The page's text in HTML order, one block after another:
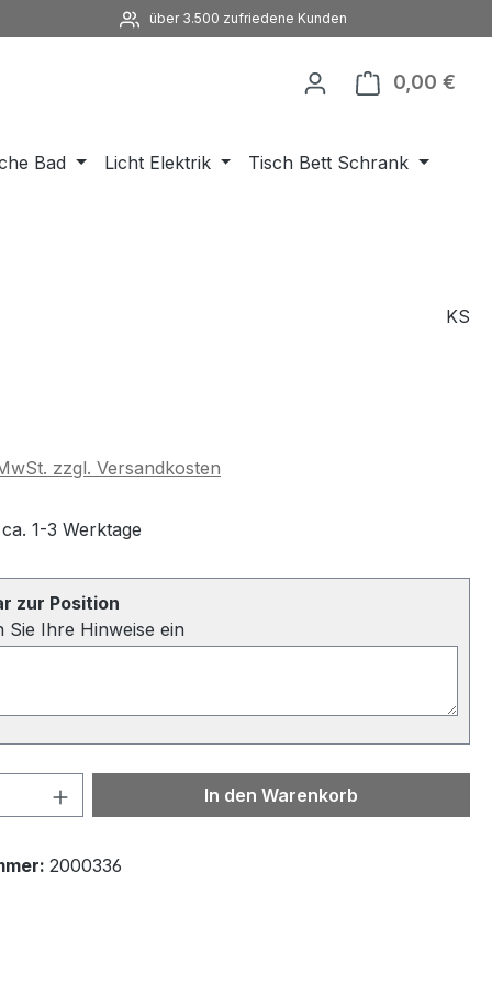
über 3.500 zufriedene Kunden
0,00 €
Bad Licht Elektrik Tisch Bett Schrank
KS
zzgl. Versandkosten
1-3 Werktage
zur Position
Sie Ihre Hinweise ein
Gib den gewünschten Wert
In den Warenkorb
2000336